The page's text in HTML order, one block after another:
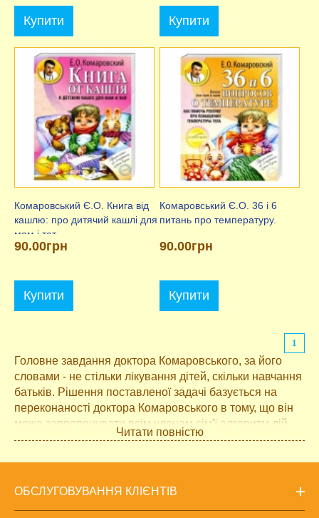
Купити Купити
Комаровський Є.О. Книга від
кашлю: про дитячий кашлі для
мам і тат
90.00грн
Купити
Комаровський Є.О. 36 і 6
питань про температуру.
90.00грн
Купити
1
Головне завдання доктора Комаровського, за його
словами - не стільки лікування дітей, скільки навчання
батьків. Рішення поставленої задачі базується на
переконаності доктора Комаровського в тому, що він
може запропонувати всім членам сім'ї алгоритм дій,
який буде простий, зрозумілий, ефективний і, головне
нашому інтернет-магазині з доставкою по Харкову, в
Читати повністю
ОБСЛУГОВУВАННЯ КЛІЄНТІВ